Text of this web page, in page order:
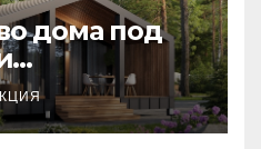
дома под
бюджета